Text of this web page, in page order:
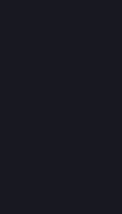
dass
der Dauer
werden müssen.
Fahrtgeld,
wie damals™